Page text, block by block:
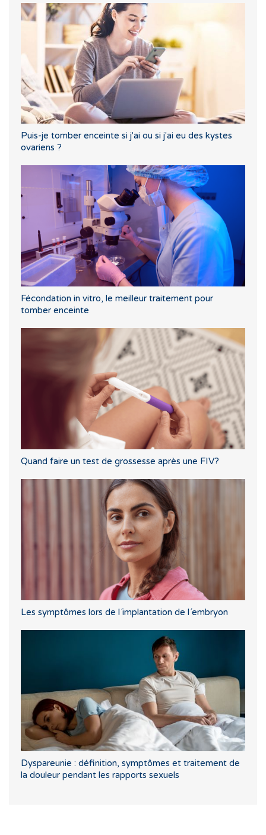
Puis-je tomber enceinte si j'ai ou si j'ai eu des kystes
ovariens ?
Fécondation in vitro, le meilleur traitement pour
tomber enceinte
Quand faire un test de grossesse après une FIV?
Les symptômes lors de l´implantation de l´embryon
Dyspareunie : définition, symptômes et traitement de
la douleur pendant les rapports sexuels